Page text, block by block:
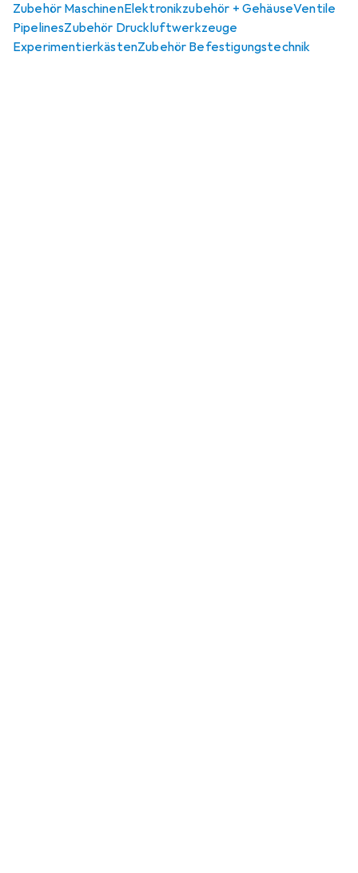
Zubehör MaschinenElektronikzubehör + GehäuseVentile
PipelinesZubehör Druckluftwerkzeuge
ExperimentierkästenZubehör Befestigungstechnik